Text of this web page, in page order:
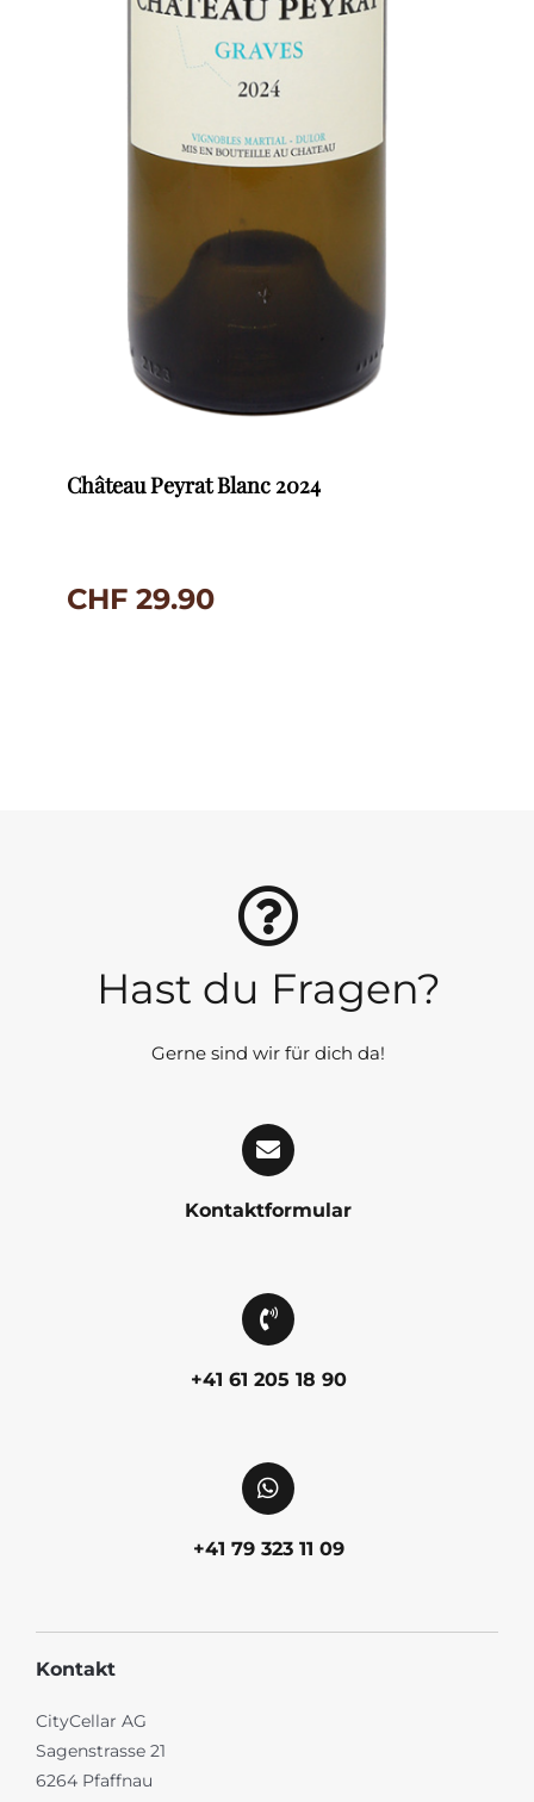
Château Peyrat Blanc 2024
CHF 29.90
Hast du Fragen?
Gerne sind wir für dich da!
Kontaktformular
+41 61 205 18 90
+41 79 323 11 09
Kontakt
CityCellar AG
Sagenstrasse 21
6264 Pfaffnau